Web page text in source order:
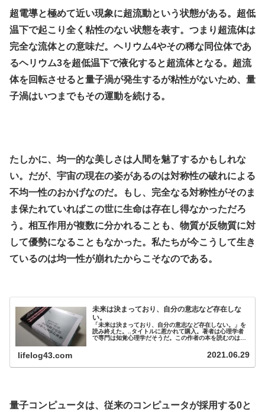
超電導と極めて近い現象に超流動という状態がある。超低
温下で起こり全く粘性のない状態を表す。つまり超流体は
完全な流体との意味だ。ヘリウム4やその稀な同位体であ
るヘリウム3を超低温下で液化すると超流体となる。超流
体を回転させると量子渦が発生するが粘性がないため、量
子渦はいつまでもその運動を続ける。
たしかに、均一的な美しさは人間を魅了するかもしれな
い。だが、宇宙の現在の姿があるのは対称性の破れによる
不均一性のおかげなのだ。もし、完全なる対称性がそのま
ま保たれていればこの世に生命は存在し得なかっただろ
う。相互作用が複数に分かれることも、物質が反物質に対
して優勢になることもなかった。私たちが今こうして生き
ているのは均一性が崩れたからこそなのである。
未来は決まっており、自分の意志など存在しな
い。
「未来は決まっており、自分の意志など存在しない。」を
読み終えた。..タイトルに惹かれて購入。著者は心理学者
で専門は知覚心理学だそうだ。この作者の本を読むのは初
も遅く」、身体や脳がそれよりも先んじているということ
だ。脳、身体の情報が十分に高められ、最後の最後で「意
lifelog43.com 2021.06.29
量子コンピュータは、従来のコンピュータが採用する0と